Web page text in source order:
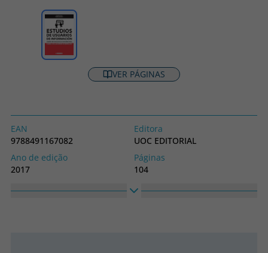
VER PÁGINAS
EAN
9788491167082
Editora
UOC EDITORIAL
Ano de edição
2017
Páginas
104
Idioma